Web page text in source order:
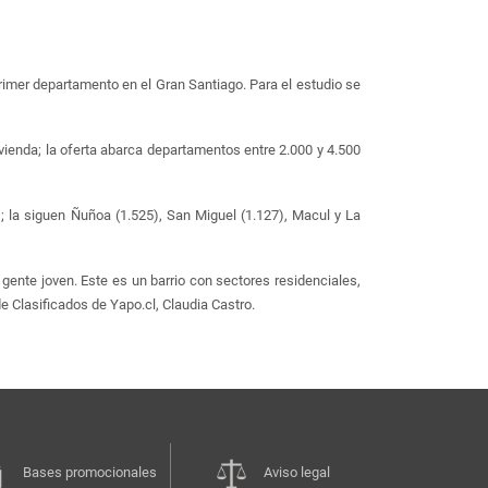
departamento en el Gran Santiago. Para el estudio se
la oferta abarca departamentos entre 2.000 y 4.500
siguen Ñuñoa (1.525), San Miguel (1.127), Macul y La
joven. Este es un barrio con sectores residenciales,
Clasificados de Yapo.cl, Claudia Castro.
Bases promocionales Aviso legal